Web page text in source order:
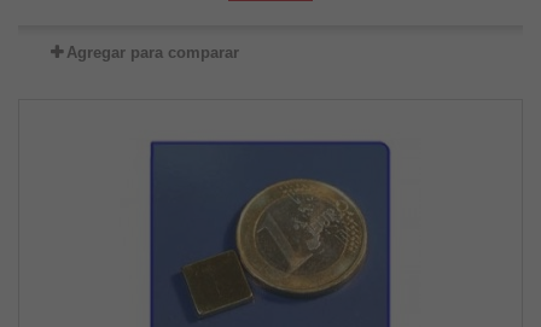
Agregar para comparar